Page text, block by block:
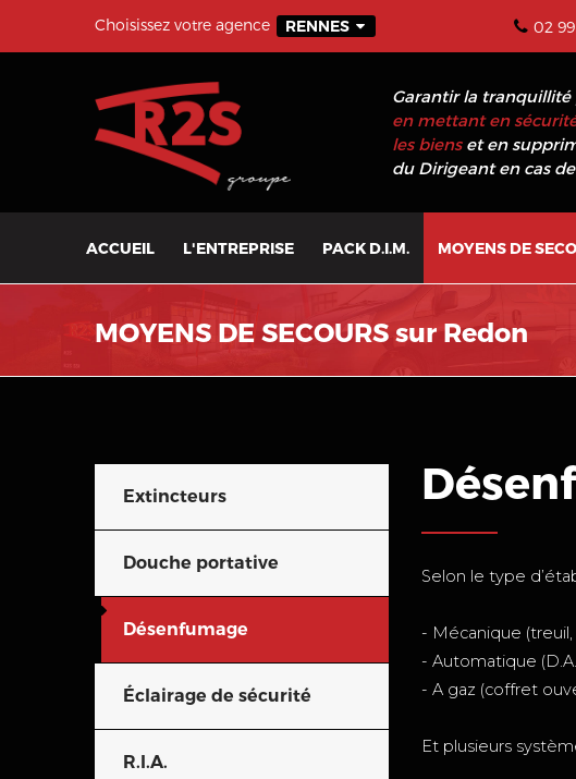
Choisissez votre agence RENNES 02
Garantir la tranquillité
en mettant en
les bienset en
du Dirigeant en cas
ACCUEIL L'ENTREPRISE PACK D.I.M. MOYENS DE
MOYENS DE SECOURS sur Redon
Selon le type
- Mécanique
- Automatique
- A gaz (coffret
Et plusieurs
Extincteurs
Douche portative
Désenfumage
Éclairage de sécurité
R.I.A.